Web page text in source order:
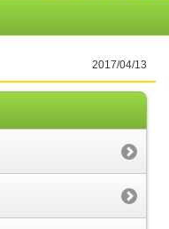
2017/04/13